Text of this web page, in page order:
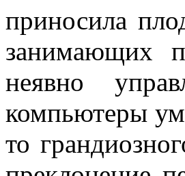
приносила
занимающих
неявно
компьютеры
то